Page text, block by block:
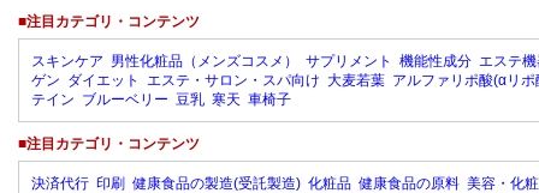
■注目カテゴリ・コンテンツ
スキンケア 男性化粧品（メンズコスメ） サプリメント 機能性成分 エステ
ゲン ダイエット エステ・サロン・スパ向け 大麦若葉 アルファリポ酸(αリポ
テイン ブルーベリー 豆乳 寒天 車椅子
■注目カテゴリ・コンテンツ
決済代行 印刷 健康食品の製造(受託製造) 化粧品 健康食品の原料 美容・化